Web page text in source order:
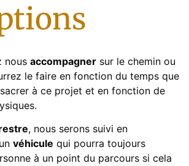
nous accompagner sur le chemin ou
le faire en fonction du temps que
à ce projet et en fonction de
, nous serons suivi en
véhicule qui pourra toujours
à un point du parcours si cela